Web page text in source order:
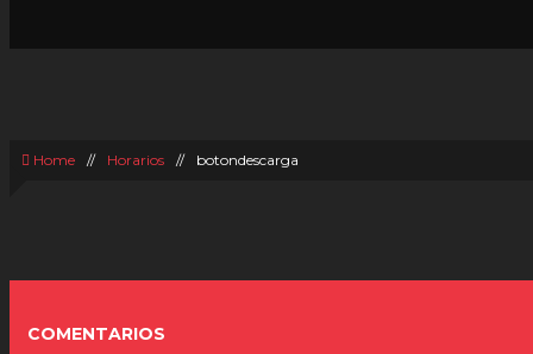
Home // Horarios // botondescarga
COMENTARIOS